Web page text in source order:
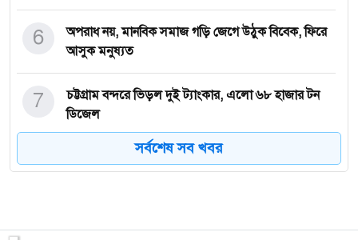
অপরাধ নয়, মানবিক সমাজ গড়ি জেগে উঠুক বিবেক, ফিরে
আসুক মনুষ্যত
6
চট্টগ্রাম বন্দরে ভিড়ল দুই ট্যাংকার, এলো ৬৮ হাজার টন
ডিজেল
7
প্রধানমন্ত্রী তারেক রহমানের চিঠি কেন পেয়েছিলেন পূর্ণিমা
8
শুধু রক্ত
সর্বশেষ সব খবর